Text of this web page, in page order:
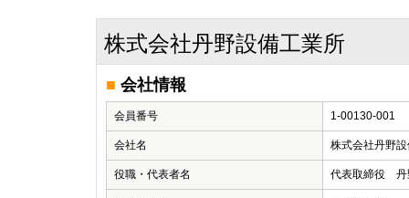
株式会社丹野設備工業所
■ 会社情報
会員番号 1‐00130-001
会社名 株式会社丹野
役職・代表者名 代表取締役